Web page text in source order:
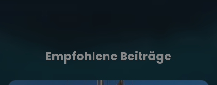
Empfohlene Beiträge